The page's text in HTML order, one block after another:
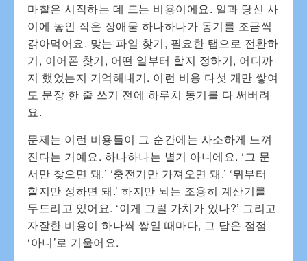
마찰은 시작하는 데 드는 비용이에요. 일과 당신 사
이에 놓인 작은 장애물 하나하나가 동기를 조금씩
갉아먹어요. 맞는 파일 찾기, 필요한 탭으로 전환하
기, 이어폰 찾기, 어떤 일부터 할지 정하기, 어디까
지 했었는지 기억해내기. 이런 비용 다섯 개만 쌓여
도 문장 한 줄 쓰기 전에 하루치 동기를 다 써버려
요.
문제는 이런 비용들이 그 순간에는 사소하게 느껴
진다는 거예요. 하나하나는 별거 아니에요. ‘그 문
서만 찾으면 돼.’ ‘충전기만 가져오면 돼.’ ‘뭐부터
할지만 정하면 돼.’ 하지만 뇌는 조용히 계산기를
두드리고 있어요. ‘이게 그럴 가치가 있나?’ 그리고
자잘한 비용이 하나씩 쌓일 때마다, 그 답은 점점
‘아니’로 기울어요.